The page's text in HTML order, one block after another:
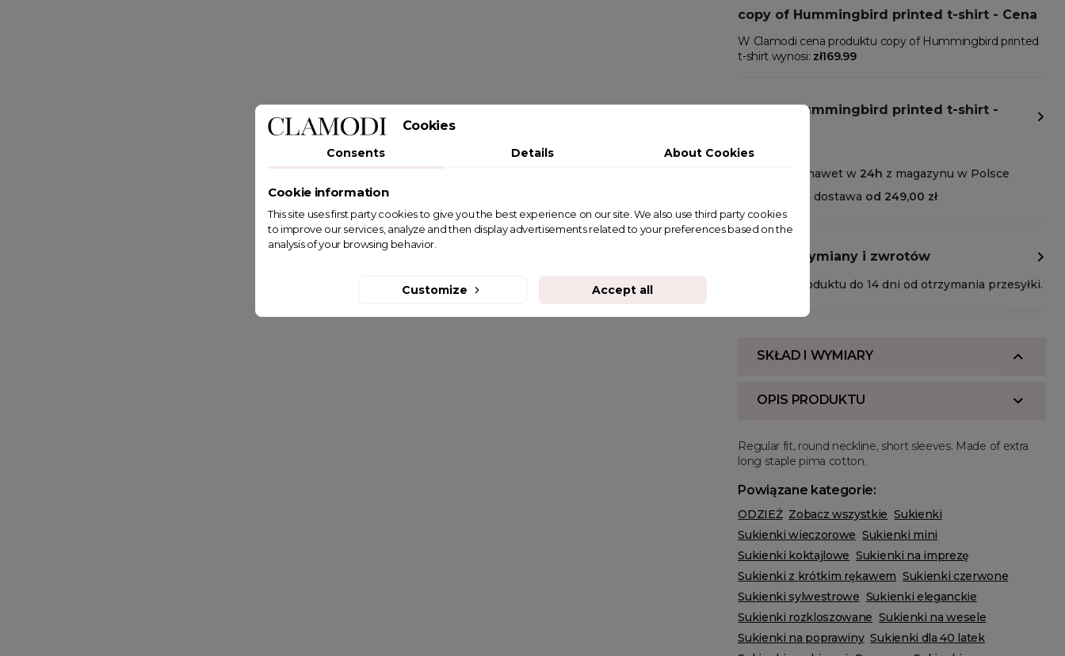
copy of Hummingbird printed t-shirt - Cena
W Clamodi cena produktu copy of Hummingbird printed
t-shirt wynosi: zł169.99
copy of Hummingbird printed t-shirt -
Wysyłka nawet w 24h z magazynu w Polsce
Darmowa dostawa od 249,00 zł
Polityka wymiany i zwrotów
Zwrot produktu do 14 dni od otrzymania przesyłki.
SKŁAD I WYMIARY
OPIS PRODUKTU
Regular fit, round neckline, short sleeves. Made of extra
long staple pima cotton.
Powiązane kategorie:
ODZIEŻ Zobacz wszystkie Sukienki
Sukienki wieczorowe Sukienki mini
Sukienki koktajlowe Sukienki na imprezę
Sukienki z krótkim rękawem Sukienki czerwone
Sukienki sylwestrowe Sukienki eleganckie
Sukienki rozkloszowane Sukienki na wesele
Sukienki na poprawiny Sukienki dla 40 latek
Cookies
Consents Details About Cookies
Cookie information
This site uses first party cookies to give you the best experience on our site. We also use third party cookies
to improve our services, analyze and then display advertisements related to your preferences based on the
analysis of your browsing behavior.
Customize Accept all